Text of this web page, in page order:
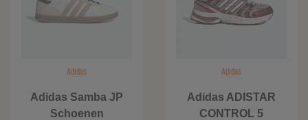
Adidas
Adidas Samba JP
Schoenen
Adidas
Adidas ADISTAR
CONTROL 5